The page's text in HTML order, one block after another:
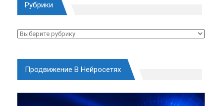
Рубрики
Рубрики
Продвижение В Нейросетях